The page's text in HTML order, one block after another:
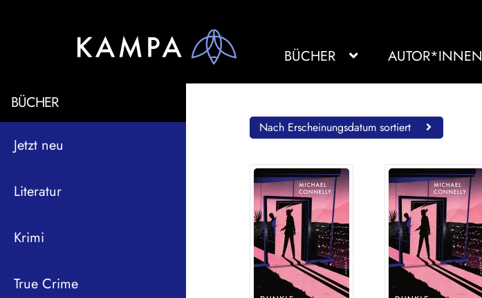
BÜCHER AUTOR*INNEN
BÜCHER
Jetzt neu
Literatur
Krimi
True Crime
Nach Erscheinungsdatum sortiert